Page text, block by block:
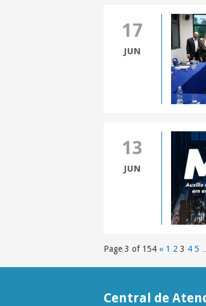
17
JUN
13
JUN
Page 3 of 154 « 1 2 3 4 5
Central de